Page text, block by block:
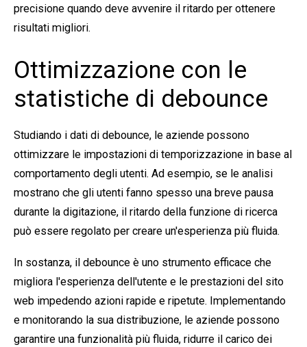
precisione quando deve avvenire il ritardo per ottenere
risultati migliori.
Ottimizzazione con le
statistiche di debounce
Studiando i dati di debounce, le aziende possono
ottimizzare le impostazioni di temporizzazione in base al
comportamento degli utenti. Ad esempio, se le analisi
mostrano che gli utenti fanno spesso una breve pausa
durante la digitazione, il ritardo della funzione di ricerca
può essere regolato per creare un'esperienza più fluida.
In sostanza, il debounce è uno strumento efficace che
migliora l'esperienza dell'utente e le prestazioni del sito
web impedendo azioni rapide e ripetute. Implementando
e monitorando la sua distribuzione, le aziende possono
garantire una funzionalità più fluida, ridurre il carico dei